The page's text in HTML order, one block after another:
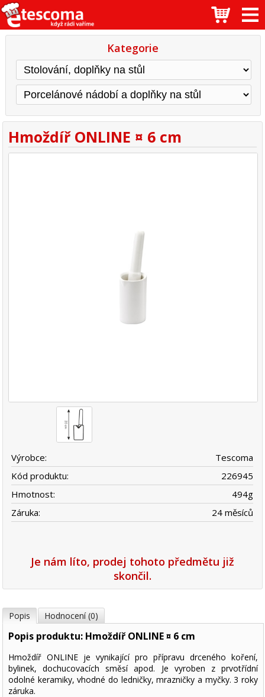
Kategorie
Hmoždíř ONLINE ¤ 6 cm
Výrobce:
Tescoma
Kód produktu:
226945
Hmotnost:
494g
Záruka:
24 měsíců
Je nám líto, prodej tohoto předmětu již
skončil.
Popis Hodnocení (0)
Popis produktu: Hmoždíř ONLINE ¤ 6 cm
Hmoždíř ONLINE je vynikající pro přípravu drceného koření,
bylinek, dochucovacích směsí apod. Je vyroben z prvotřídní
odolné keramiky, vhodné do ledničky, mrazničky a myčky. 3 roky
záruka.